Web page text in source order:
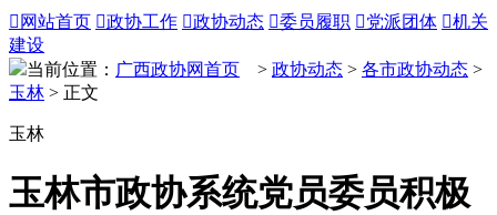
 网站首页 政协工作 政协动态 委员履职 党派团体 机关
建设
当前位置： 广西政协网首页 > 政协动态 > 各市政协动态 >
玉林 > 正文
玉林
玉林市政协系统党员委员积极